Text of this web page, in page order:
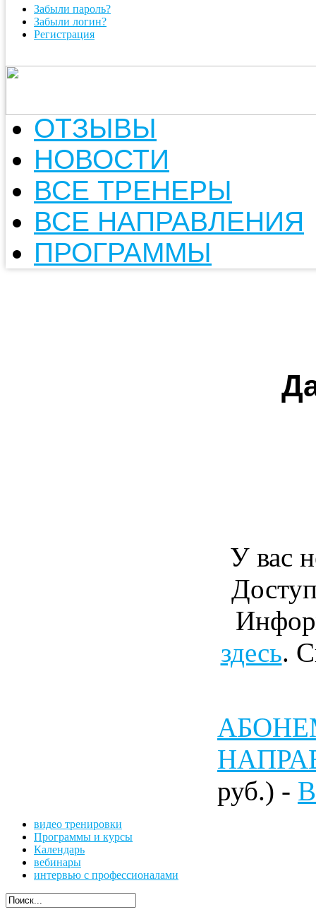
Забыли пароль?
Забыли логин?
Регистрация
ОТЗЫВЫ
НОВОСТИ
ВСЕ ТРЕНЕРЫ
ВСЕ НАПРАВЛЕНИЯ
ПРОГРАММЫ
У вас
здесь.
руб.) -
видео тренировки
Программы и курсы
Календарь
вебинары
интервью с профессионалами